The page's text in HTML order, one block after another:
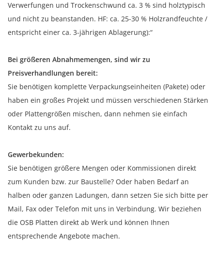
Verwerfungen und Trockenschwund ca. 3 % sind holztypisch
und nicht zu beanstanden. HF: ca. 25-30 % Holzrandfeuchte /
entspricht einer ca. 3-jährigen Ablagerung):“
Bei größeren Abnahmemengen, sind wir zu
Preisverhandlungen bereit:
Sie benötigen komplette Verpackungseinheiten (Pakete) oder
haben ein großes Projekt und müssen verschiedenen Stärken
oder Plattengrößen mischen, dann nehmen sie einfach
Kontakt zu uns auf.
Gewerbekunden:
Sie benötigen größere Mengen oder Kommissionen direkt
zum Kunden bzw. zur Baustelle? Oder haben Bedarf an
halben oder ganzen Ladungen, dann setzen Sie sich bitte per
Mail, Fax oder Telefon mit uns in Verbindung. Wir beziehen
die OSB Platten direkt ab Werk und können Ihnen
entsprechende Angebote machen.